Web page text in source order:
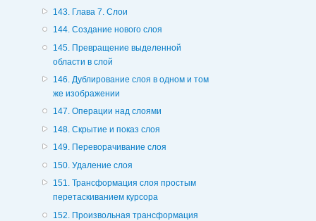
143. Глава 7. Слои
144. Создание нового слоя
145. Превращение выделенной
области в слой
146. Дублирование слоя в одном и том
же изображении
147. Операции над слоями
148. Скрытие и показ слоя
149. Переворачивание слоя
150. Удаление слоя
151. Трансформация слоя простым
перетаскиванием курсора
152. Произвольная трансформация